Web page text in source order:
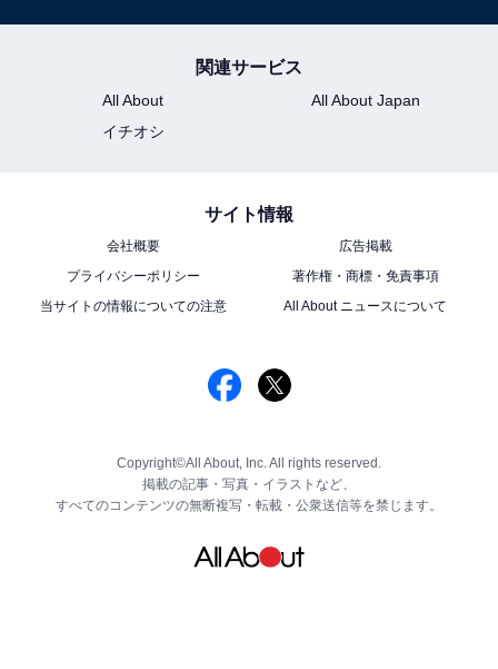
関連サービス
All About
All About Japan
イチオシ
サイト情報
会社概要
広告掲載
プライバシーポリシー
著作権・商標・免責事項
当サイトの情報についての注意
All About ニュースについて
Copyright©All About, Inc. All rights reserved.
掲載の記事・写真・イラストなど、
すべてのコンテンツの無断複写・転載・公衆送信等を禁じます。